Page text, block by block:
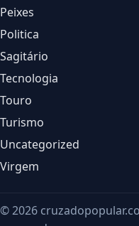
Peixes
Politica
Sagitário
Tecnologia
Touro
Turismo
Uncategorized
Virgem
© 2026